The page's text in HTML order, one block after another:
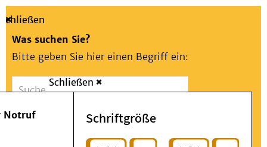
Suche
Schließen
Was suchen Sie?
Bitte geben Sie hier einen Begriff ein:
Suchen
Notfall
Schließen
Notruf Schriftgröße
Menü